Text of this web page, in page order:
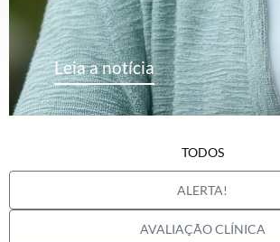
Leia a notícia
ALERTA!
AVALIAÇÃO CLÍNICA
TODOS